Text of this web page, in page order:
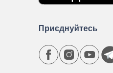
Приєднуйтесь